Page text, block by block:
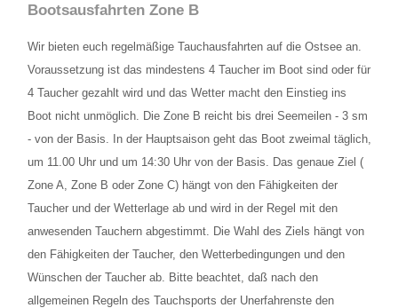
Preise Ausbildung
ÖFFNUNGSZEITEN
TERMINE
KONTAKT
Lage und Anfahrt
FAQ
Bootsausfahrten Zone B
Wir bieten euch regelmäßige Tauchausfahrten auf die Ostsee an.
Voraussetzung ist das mindestens 4 Taucher im Boot sind oder für
4 Taucher gezahlt wird und das Wetter macht den Einstieg ins
Boot nicht unmöglich. Die Zone B reicht bis drei Seemeilen - 3 sm
- von der Basis. In der Hauptsaison geht das Boot zweimal täglich,
um 11.00 Uhr und um 14:30 Uhr von der Basis. Das genaue Ziel (
Zone A, Zone B oder Zone C) hängt von den Fähigkeiten der
Taucher und der Wetterlage ab und wird in der Regel mit den
anwesenden Tauchern abgestimmt. Die Wahl des Ziels hängt von
den Fähigkeiten der Taucher, den Wetterbedingungen und den
Wünschen der Taucher ab. Bitte beachtet, daß nach den
allgemeinen Regeln des Tauchsports der Unerfahrenste den